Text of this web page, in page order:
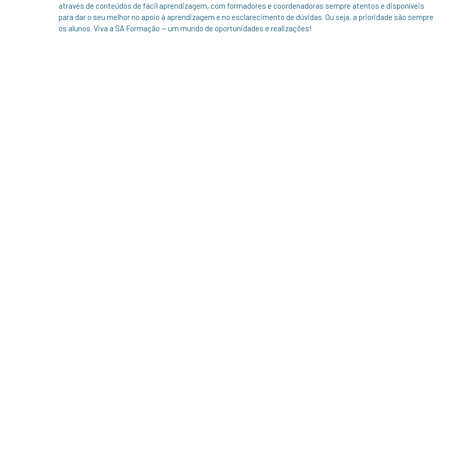
através de conteúdos de fácil aprendizagem, com formadores e coordenadoras sempre atentos e disponíveis
para dar o seu melhor no apoio à aprendizagem e no esclarecimento de dúvidas. Ou seja, a prioridade são sempre
os alunos. Viva a SA Formação — um mundo de oportunidades e realizações!